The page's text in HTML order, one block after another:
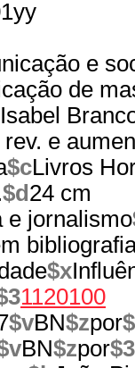
e
de
rev. e
$cLivros
$d 24 cm
e jornalismo
$x
1120100
$vBN$zpor
BN$zpor$3